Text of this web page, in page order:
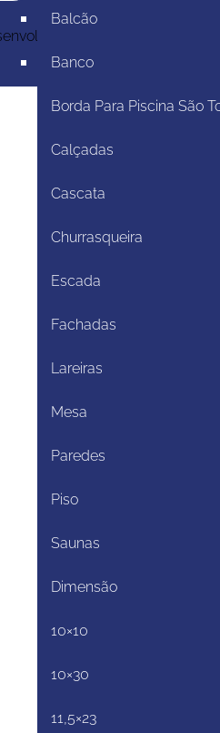
Balcão
Banco
Borda Para Piscina São
Calçadas
Cascata
Churrasqueira
Escada
Fachadas
Lareiras
Mesa
Paredes
Piso
Saunas
Dimensão
10×10
10×30
11,5×23
pela Agência de